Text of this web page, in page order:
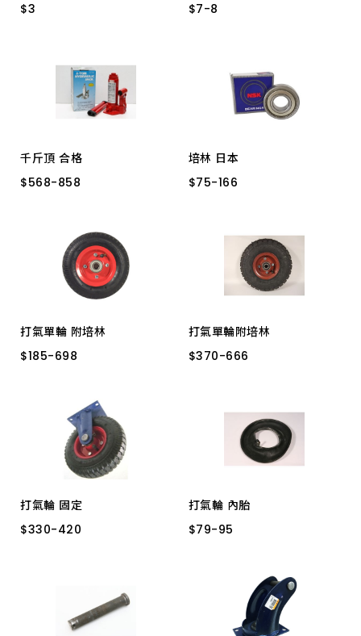
$3
$3
$7-8
$7-8
千斤頂 合格
$568-858
$568-858
培林 日本
$75-166
$75-166
6202ZZ NSK
6200ZZ NSK
6203ZZ NSK
6205ZZ NSK
打氣單輪 附培林
$185-698
$185-698
12" 越南製
14" 台製耐磨20mm
8" 越南製
8"
打氣單輪附培林
$370-666
$370-666
打氣輪 固定
$330-420
$330-420
打氣輪 內胎
$79-95
$79-95